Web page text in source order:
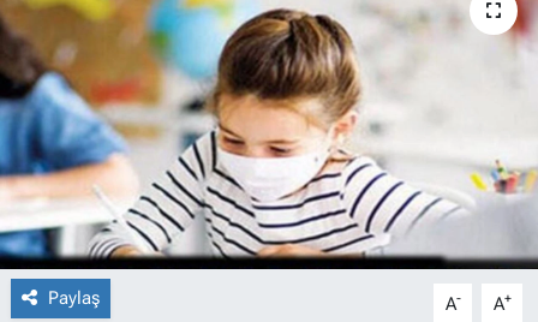
Paylaş A- A+
Haber Arşivi